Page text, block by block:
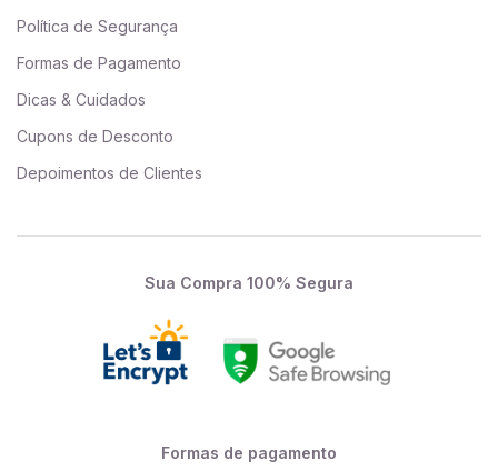
Política de Segurança
Formas de Pagamento
Dicas & Cuidados
Cupons de Desconto
Depoimentos de Clientes
Sua Compra 100% Segura
Formas de pagamento